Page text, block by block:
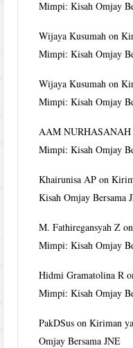
Mimpi: Kisah Omjay
Wijaya Kusumah on
Mimpi: Kisah Omjay
Wijaya Kusumah on
Mimpi: Kisah Omjay
AAM NURHASANAH
Mimpi: Kisah Omjay
Khairunisa AP on
Kisah Omjay Bersama
M. Fathiregansyah Z
Mimpi: Kisah Omjay
Hidmi Gramatolina R
Mimpi: Kisah Omjay
PakDSus onKiriman
Omjay Bersama JNE